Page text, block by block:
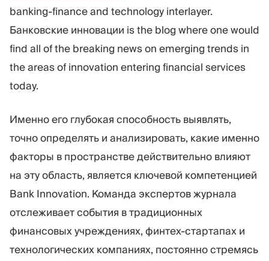
banking-finance and technology interlayer.
Банковские инновации is the blog where one would
find all of the breaking news on emerging trends in
the areas of innovation entering financial services
today.
Именно его глубокая способность выявлять,
точно определять и анализировать, какие именно
факторы в пространстве действительно влияют
на эту область, является ключевой компетенцией
Bank Innovation. Команда экспертов журнала
отслеживает события в традиционных
финансовых учреждениях, финтех-стартапах и
технологических компаниях, постоянно стремясь